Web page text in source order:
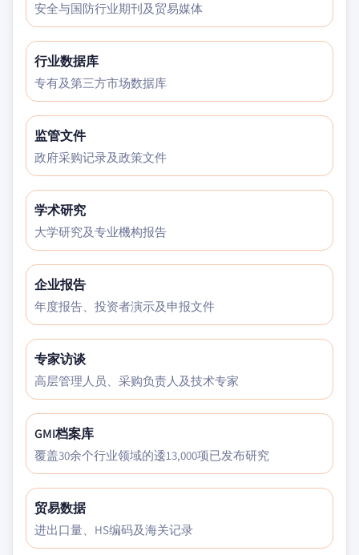
安全与国防行业期刊及贸易媒体
行业数据库
专有及第三方市场数据库
监管文件
政府采购记录及政策文件
学术研究
大学研究及专业機构报告
企业报告
年度报告、投资者演示及申报文件
专家访谈
高层管理人员、采购负责人及技术专家
GMI档案库
覆盖30余个行业领域的逶13,000项已发布研究
贸易数据
进出口量、HS编码及海关记录